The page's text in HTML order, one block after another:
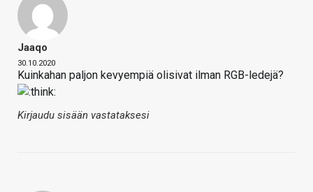
Jaaqo
30.10.2020
Kuinkahan paljon kevyempiä olisivat ilman RGB-ledejä?
Kirjaudu sisään vastataksesi